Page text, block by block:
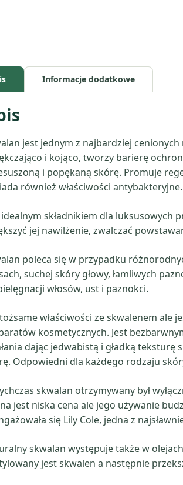
Informacje dodatkowe
jest jednym z najbardziej
i kojąco, tworzy barierę
i popękaną skórę. Promuje
również właściwości antybakteryjne.
idealnym składnikiem dla luksusowych
jej nawilżenie, zwalczać
poleca się w przypadku
suchej skóry głowy, łamliwych
włosów, ust i paznokci.
właściwości ze skwalenem ale
kosmetycznych. Jest
dając jedwabistą i gładką
Odpowiedni dla każdego rodzaju
skwalan otrzymywany był
jest niska cena ale jego używanie
się Lily Cole, jedna z
skwalan występuje także w
jest skwalen a następnie